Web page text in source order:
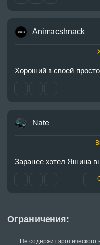
Ограничения:
Не содержит эротического
Animacshnack
Хороший в своей
Nate
Заранее хотел Яшина